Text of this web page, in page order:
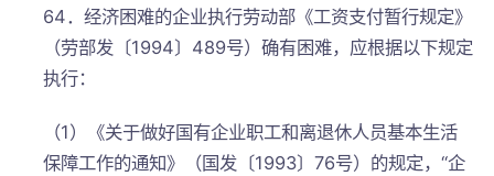
64．经济困难的企业执行劳动部《工资支付暂行规定》
（劳部发〔1994〕489号）确有困难，应根据以下规定
执行：
（1）《关于做好国有企业职工和离退休人员基本生活
保障工作的通知》（国发〔1993〕76号）的规定，“企